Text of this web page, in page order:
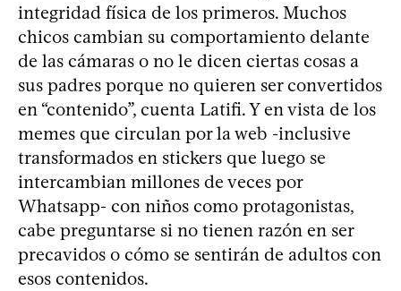
integridad física de los primeros. Muchos
chicos cambian su comportamiento delante
de las cámaras o no le dicen ciertas cosas a
sus padres porque no quieren ser convertidos
en “contenido”, cuenta Latifi. Y en vista de los
memes que circulan por la web -inclusive
transformados en stickers que luego se
intercambian millones de veces por
Whatsapp- con niños como protagonistas,
cabe preguntarse si no tienen razón en ser
precavidos o cómo se sentirán de adultos con
esos contenidos.